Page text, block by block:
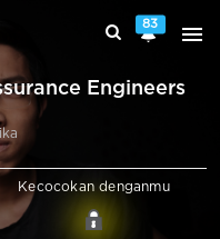
83
Engineers
Kecocokan denganmu